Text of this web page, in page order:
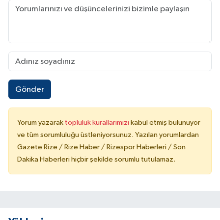
Gönder
Yorum yazarak topluluk kurallarımızı kabul etmiş bulunuyor
ve tüm sorumluluğu üstleniyorsunuz. Yazılan yorumlardan
Gazete Rize / Rize Haber / Rizespor Haberleri / Son
Dakika Haberleri hiçbir şekilde sorumlu tutulamaz.